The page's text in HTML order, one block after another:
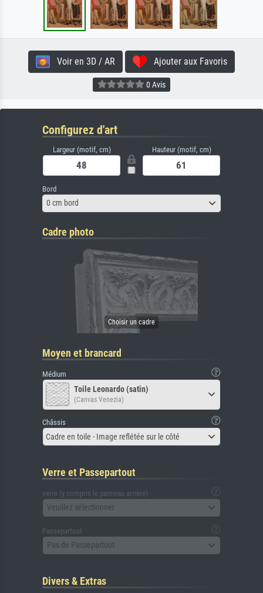
Voir en 3D / AR Ajouter aux Favoris
0 Avis
Configurez d'art
Largeur (motif, cm) Hauteur (motif, cm)
Bord
0 cm bord
Cadre photo
Moyen et brancard
Médium
Toile Leonardo (satin)
(Canvas Venezia)
Châssis
Cadre en toile - Image reflétée sur le côté
Verre et Passepartout
verre (y compris le panneau arrière)
Veuillez sélectionner
Passepartout
Pas de Passepartout
Divers & Extras